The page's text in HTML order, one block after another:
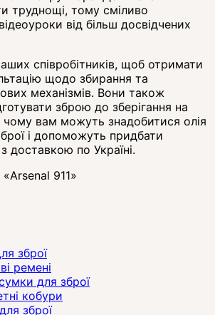
труднощі, тому сміливо
від більш досвідчених
співробітників, щоб отримати
щодо збирання та
механізмів. Вони також
зброю до зберігання на
чому вам можуть знадобитися олія
і допоможуть придбати
доставкою по Україні.
911»
зброї
ремені
для зброї
кобури
зброї